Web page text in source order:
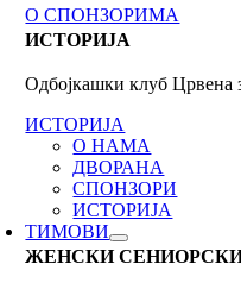
О СПОНЗОРИМА
ИСТОРИЈА
Одбојкашки клуб Црвена
ИСТОРИЈА
О НАМА
ДВОРАНА
СПОНЗОРИ
ИСТОРИЈА
ТИМОВИ
ЖЕНСКИ